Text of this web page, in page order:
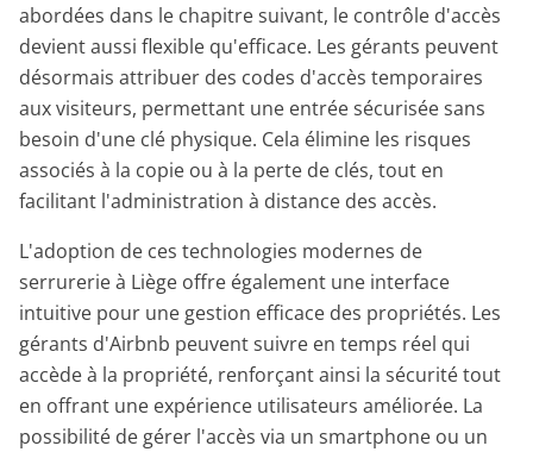
abordées dans le chapitre suivant, le contrôle d'accès
devient aussi flexible qu'efficace. Les gérants peuvent
désormais attribuer des codes d'accès temporaires
aux visiteurs, permettant une entrée sécurisée sans
besoin d'une clé physique. Cela élimine les risques
associés à la copie ou à la perte de clés, tout en
facilitant l'administration à distance des accès.
L'adoption de ces technologies modernes de
serrurerie à Liège offre également une interface
intuitive pour une gestion efficace des propriétés. Les
gérants d'Airbnb peuvent suivre en temps réel qui
accède à la propriété, renforçant ainsi la sécurité tout
en offrant une expérience utilisateurs améliorée. La
possibilité de gérer l'accès via un smartphone ou un